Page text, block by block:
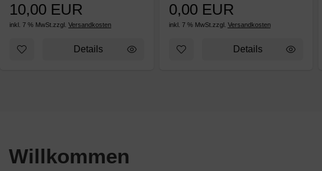
10,00 EUR
inkl. 7 % MwSt. zzgl. Versandkosten
Zum Merkzettel hinzufügen: Eintrittskarte #Tanzbesonders unter dem
Details
0,00 EUR
inkl. 7 % MwSt. zzgl. Versandkosten
Zum Merkzettel hinzufügen:
Details
Willkommen